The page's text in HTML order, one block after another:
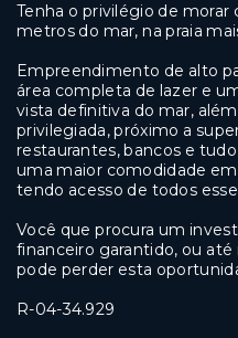
Tenha o privilégio de morar
metros do mar, na praia
Empreendimento de alto
área completa de lazer e
vista definitiva do mar,
privilegiada, próximo a
restaurantes, bancos e
uma maior comodidade
tendo acesso de todos
Você que procura um
financeiro garantido, ou
pode perder esta
R-04-34.929